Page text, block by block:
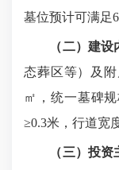
墓位预计可满足
（二）建设
态葬区等）及
㎡，统一墓碑
≥0.3米，行道宽
（三）投资